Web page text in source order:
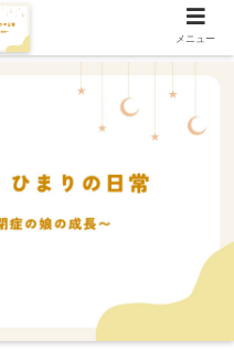
メニュー